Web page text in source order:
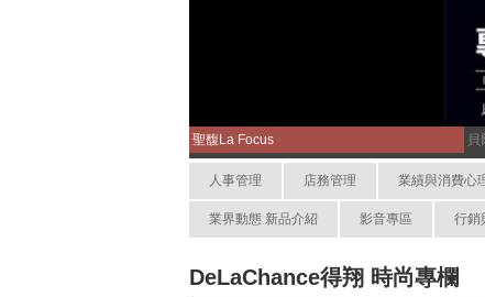
聖馥La Focus 貝
人事管理 店務管理 業績與消費心
業界動態 新品介紹 影音專區 行銷
DeLaChance得翔 時尚專欄